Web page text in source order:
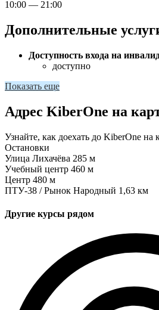
10:00 — 21:00
Дополнительные
Доступность входа на
доступно
Показать еще
Адрес KiberOne на
Узнайте, как доехать до KiberOne на
Остановки
Улица Лихачёва 285 м
Учебный центр 460 м
Центр 480 м
ПТУ-38 / Рынок Народный 1,63 км
Другие курсы рядом